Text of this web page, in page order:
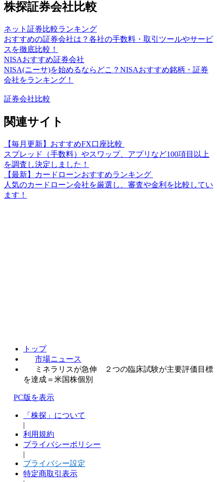
株探証券会社比較
ネット証券比較ランキング
おすすめの証券会社は？各社の手数料・取引ツールやサービ
スを徹底比較！
NISAおすすめ証券会社
NISA(ニーサ)を始めるならどこ？NISAおすすめ銘柄・証券
会社をランキング！
証券会社比較
関連サイト
【毎月更新】おすすめFX口座比較
スプレッド（手数料）やスワップ、アプリなど100項目以上
を調査し決定しました！
【最新】カードローンおすすめランキング
人気のカードローン会社を厳選し、審査や金利を比較してい
ます！
トップ
市場ニュース
ミネラリスが急伸 ２つの臨床試験が主要評価目標
を達成＝米国株個別
PC版を表示
「株探」について
|
利用規約
プライバシーポリシー
|
プライバシー設定
特定商取引表示